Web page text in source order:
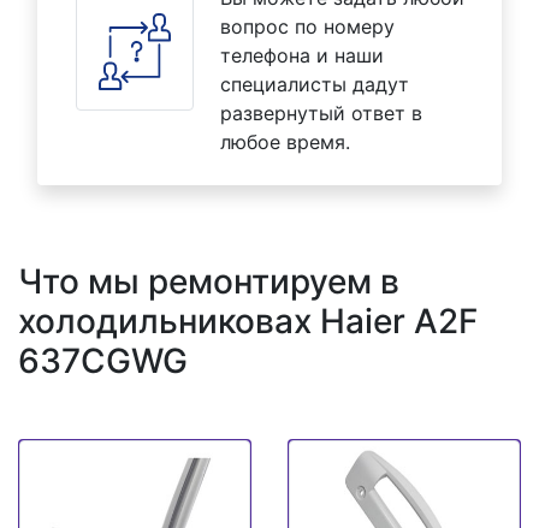
вопрос по номеру
телефона и наши
специалисты дадут
развернутый ответ в
любое время.
Что мы ремонтируем в
холодильниковах Haier A2F
637CGWG